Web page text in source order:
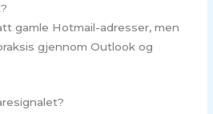
gamle Hotmail-adresser, men
gjennom Outlook og